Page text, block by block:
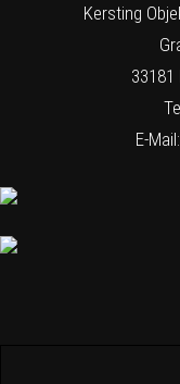
Kersting
33181
E-Mail: